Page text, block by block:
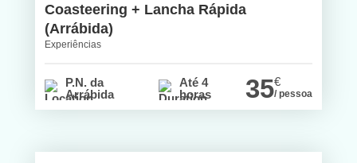
Coasteering + Lancha Rápida
(Arrábida)
Experiências
P.N. da
Arrábida
Até 4
horas
35€
/ pessoa